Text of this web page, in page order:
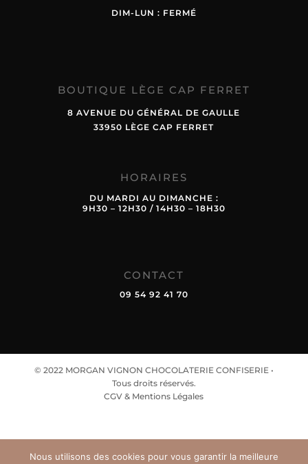
DIM-LUN : FERMÉ
BOUTIQUE LÈGE CAP FERRET
8 AVENUE DU GÉNÉRAL DE GAULLE
33950 LÈGE CAP FERRET
HORAIRES
DU MARDI AU DIMANCHE :
9H30 – 12H30 / 14H30 – 18H30
CONTACT
09 54 92 41 70
© 2022 MORGAN VIGNON CHOCOLATERIE CONFISERIE •
Tous droits réservés.
CGV & Mentions Légales
Nous utilisons des cookies pour vous garantir la meilleure